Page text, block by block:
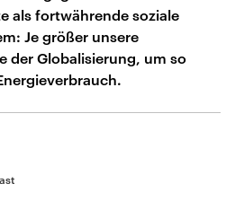
als fortwährende soziale
Je größer unsere
der Globalisierung, um so